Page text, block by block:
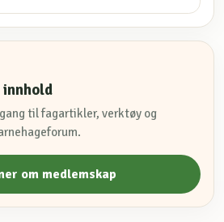
til fagartikler, verktøy og
om medlemskap